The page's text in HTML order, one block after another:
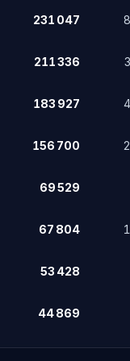
231 047
211 336
183 927
156 700
69 529
67 804
53 428
44 869